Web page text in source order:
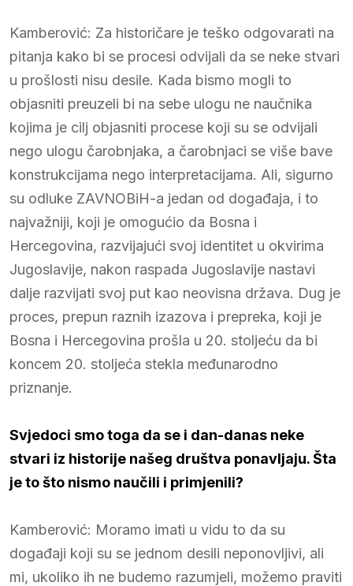
Kamberović: Za historičare je teško odgovarati na
pitanja kako bi se procesi odvijali da se neke stvari
u prošlosti nisu desile. Kada bismo mogli to
objasniti preuzeli bi na sebe ulogu ne naučnika
kojima je cilj objasniti procese koji su se odvijali
nego ulogu čarobnjaka, a čarobnjaci se više bave
konstrukcijama nego interpretacijama. Ali, sigurno
su odluke ZAVNOBiH-a jedan od događaja, i to
najvažniji, koji je omogućio da Bosna i
Hercegovina, razvijajući svoj identitet u okvirima
Jugoslavije, nakon raspada Jugoslavije nastavi
dalje razvijati svoj put kao neovisna država. Dug je
proces, prepun raznih izazova i prepreka, koji je
Bosna i Hercegovina prošla u 20. stoljeću da bi
koncem 20. stoljeća stekla međunarodno
priznanje.
Svjedoci smo toga da se i dan-danas neke
stvari iz historije našeg društva ponavljaju. Šta
je to što nismo naučili i primjenili?
Kamberović: Moramo imati u vidu to da su
događaji koji su se jednom desili neponovljivi, ali
mi, ukoliko ih ne budemo razumjeli, možemo praviti